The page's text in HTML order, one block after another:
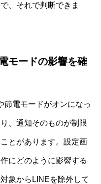
、それで判断できま
モードの影響を確
節電モードがオンになっ
、通知そのものが制限
とがあります。設定画
にどのように影響する
象からLINEを除外して